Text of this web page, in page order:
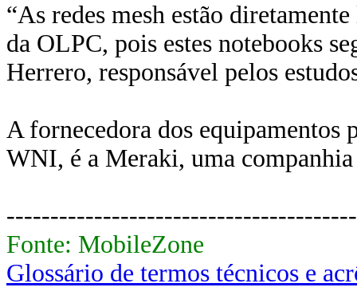
“As redes mesh estão
da OLPC, pois estes notebooks
Herrero, responsável pelos
A fornecedora dos equipamentos
WNI, é a Meraki, uma
Fonte: MobileZone
Glossário de termos técnicos e